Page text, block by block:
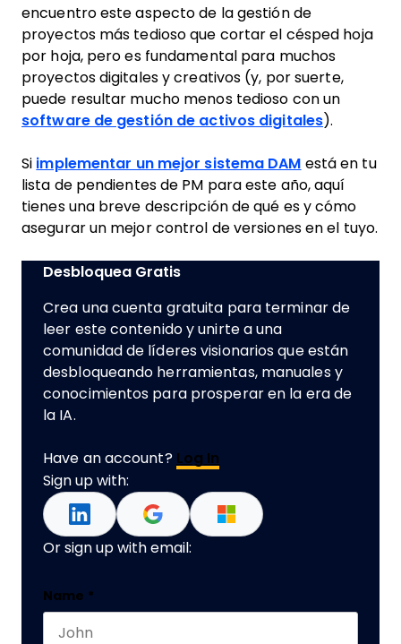
encuentro este aspecto de la gestión de
proyectos más tedioso que cortar el césped hoja
por hoja, pero es fundamental para muchos
proyectos digitales y creativos (y, por suerte,
puede resultar mucho menos tedioso con un
software de gestión de activos digitales).
Si implementar un mejor sistema DAM está en tu
lista de pendientes de PM para este año, aquí
tienes una breve descripción de qué es y cómo
asegurar un mejor control de versiones en el tuyo.
Desbloquea Gratis
Crea una cuenta gratuita para terminar de
leer este contenido y unirte a una
comunidad de líderes visionarios que están
desbloqueando herramientas, manuales y
conocimientos para prosperar en la era de
la IA.
Have an account? Log In
Sign up with:
Or sign up with email:
Email
Name *